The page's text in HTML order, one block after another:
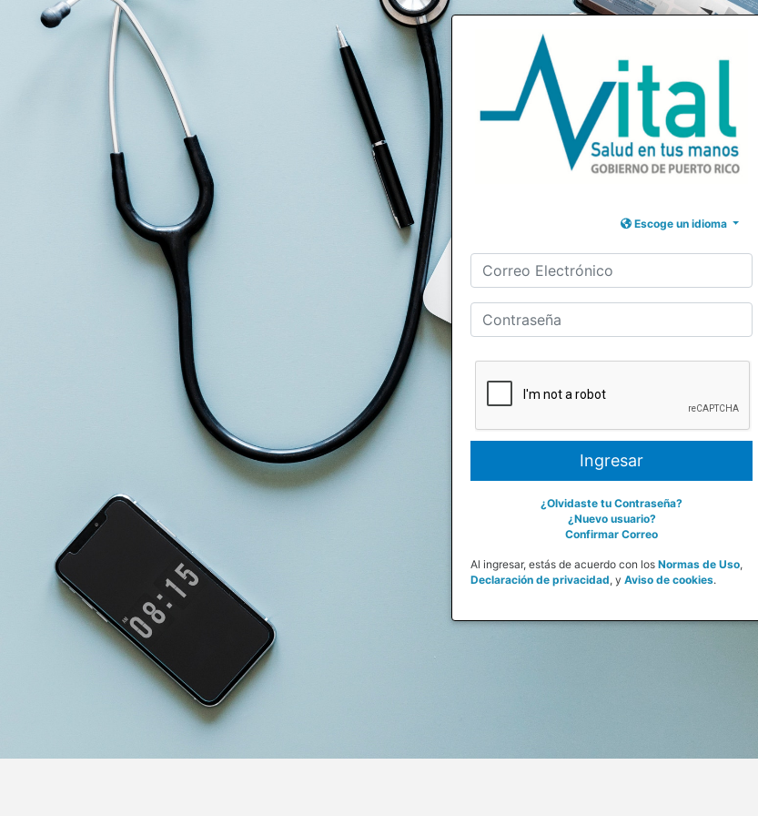
Escoge un idioma
¿Olvidaste tu Contraseña?
¿Nuevo usuario?
Confirmar Correo
Al ingresar, estás de acuerdo con los Normas de Uso,
Declaración de privacidad, y Aviso de cookies.